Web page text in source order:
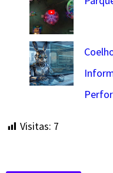
Visitas: 7